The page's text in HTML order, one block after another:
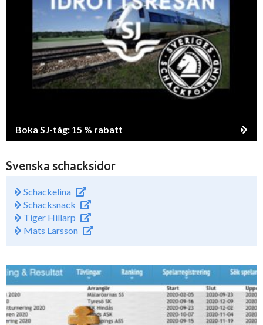
Boka SJ-tåg: 15 % rabatt
Svenska schacksidor
Schackelina
Schacksnack
Tiger Hillarp
Mats Larsson